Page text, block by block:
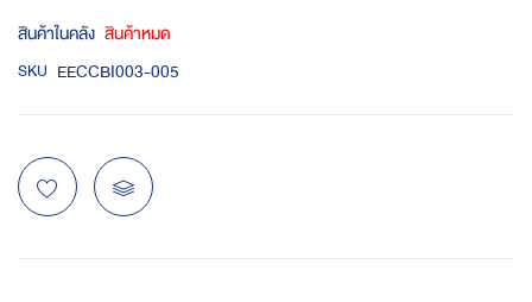
สินค้าในคลัง สินค้าหมด
SKU EECCBI003-005